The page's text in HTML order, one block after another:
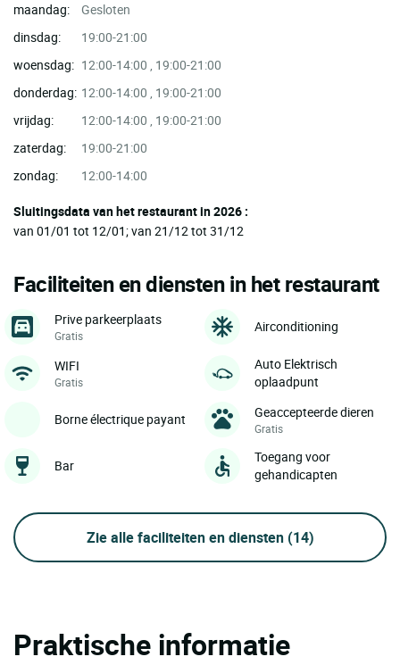
maandag:
Gesloten
dinsdag:
19:00-21:00
woensdag: 12:00-14:00 , 19:00-21:00
donderdag: 12:00-14:00 , 19:00-21:00
vrijdag:
12:00-14:00 , 19:00-21:00
zaterdag:
19:00-21:00
zondag:
12:00-14:00
Sluitingsdata van het restaurant in 2026 :
van 01/01 tot 12/01; van 21/12 tot 31/12
Faciliteiten en diensten in het restaurant
Prive parkeerplaats
Gratis
Airconditioning
WIFI
Gratis
Auto Elektrisch
oplaadpunt
Borne électrique payant Geaccepteerde dieren
Gratis
Bar
Toegang voor
gehandicapten
Zie alle faciliteiten en diensten (14)
Praktische informatie